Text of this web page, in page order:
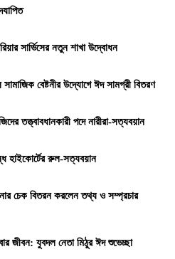
সার্ভিসের নতুন শাখা উদ্বোধন
বেষ্টনীর উদ্যোগে ঈদ সামগ্রী বিতরণ
তত্ত্বাবধানকারী পদে নারীরা-সত্যবয়ান
হাইকোর্টের রুল-সত্যবয়ান
চেক বিতরন করলেন তথ্য ও সম্প্রচার
জীবন: যুবদল নেতা মিঠুর ঈদ শুভেচ্ছা